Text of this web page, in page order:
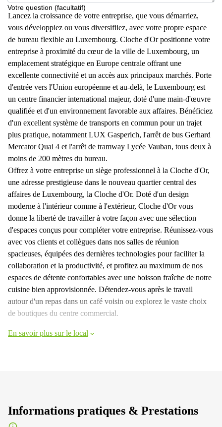
Votre question (facultatif)
Lancez la croissance de votre entreprise, que vous démarriez,
vous développiez ou vous diversifiiez, avec votre propre espace
de bureau flexible au Luxembourg. Cloche d'Or positionne votre
entreprise à proximité du cœur de la ville de Luxembourg, un
emplacement stratégique en Europe centrale offrant une
excellente connectivité et un accès aux principaux marchés. Porte
d'entrée vers l'Union européenne et au-delà, le Luxembourg est
un centre financier international majeur, doté d'une main-d'œuvre
qualifiée et d'un environnement favorable aux affaires. Bénéficiez
d'un excellent système de transports en commun pour un trajet
plus pratique, notamment LUX Gasperich, l'arrêt de bus Gerhard
Mercator Quai 4 et l'arrêt de tramway Lycée Vauban, tous deux à
moins de 200 mètres du bureau.
Offrez à votre entreprise un siège professionnel à la Cloche d'Or,
une adresse prestigieuse dans le nouveau quartier central des
affaires de Luxembourg, la Cloche d'Or. Doté d'un design
moderne à l'intérieur comme à l'extérieur, Cloche d'Or vous
donne la liberté de travailler à votre façon avec une sélection
d'espaces conçus pour compléter votre entreprise. Réunissez-vous
avec vos clients et collègues dans nos salles de réunion
spacieuses, équipées des dernières technologies pour faciliter la
collaboration et la productivité, et profitez au maximum de nos
espaces de détente confortables avec une boisson fraîche de notre
cuisine bien approvisionnée. Détendez-vous après le travail
autour d'un repas dans un café voisin ou explorez le vaste choix
de boutiques du centre commercial.
En savoir plus sur le local
Informations pratiques & Prestations